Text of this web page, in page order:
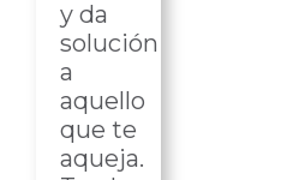
y da
solución
a
aquello
que te
aqueja.